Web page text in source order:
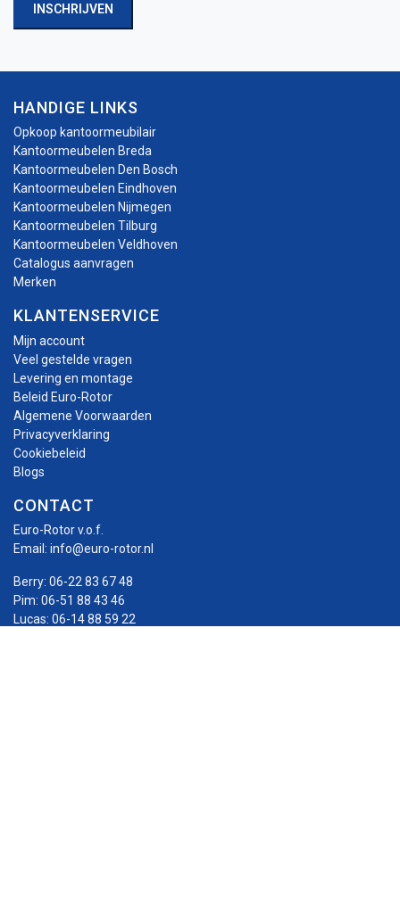
INSCHRIJVEN
HANDIGE LINKS
Opkoop kantoormeubilair
Kantoormeubelen Breda
Kantoormeubelen Den Bosch
Kantoormeubelen Eindhoven
Kantoormeubelen Nijmegen
Kantoormeubelen Tilburg
Kantoormeubelen Veldhoven
Catalogus aanvragen
Merken
KLANTENSERVICE
Mijn account
Veel gestelde vragen
Levering en montage
Beleid Euro-Rotor
Algemene Voorwaarden
Privacyverklaring
Cookiebeleid
Blogs
CONTACT
Euro-Rotor v.o.f.
Email: info@euro-rotor.nl
Berry: 06-22 83 67 48
Pim: 06-51 88 43 46
Lucas: 06-14 88 59 22